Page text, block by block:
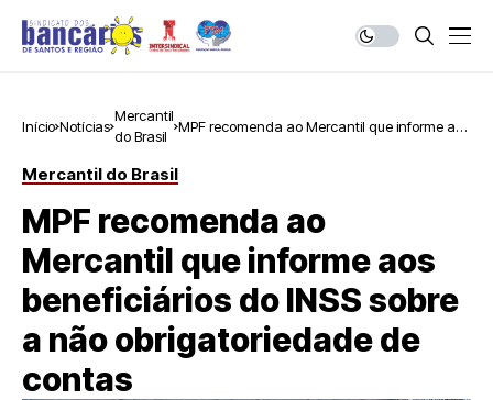
Início Notícias
Mercantil
do Brasil
MPF recomenda ao Mercantil que informe aos
Mercantil do Brasil
MPF recomenda ao
Mercantil que informe aos
beneficiários do INSS sobre
a não obrigatoriedade de
contas